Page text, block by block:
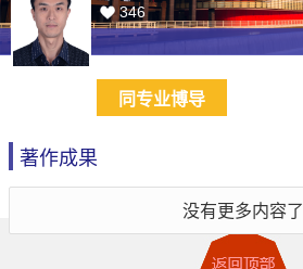
346
同专业博导
著作成果
没有更多内容了